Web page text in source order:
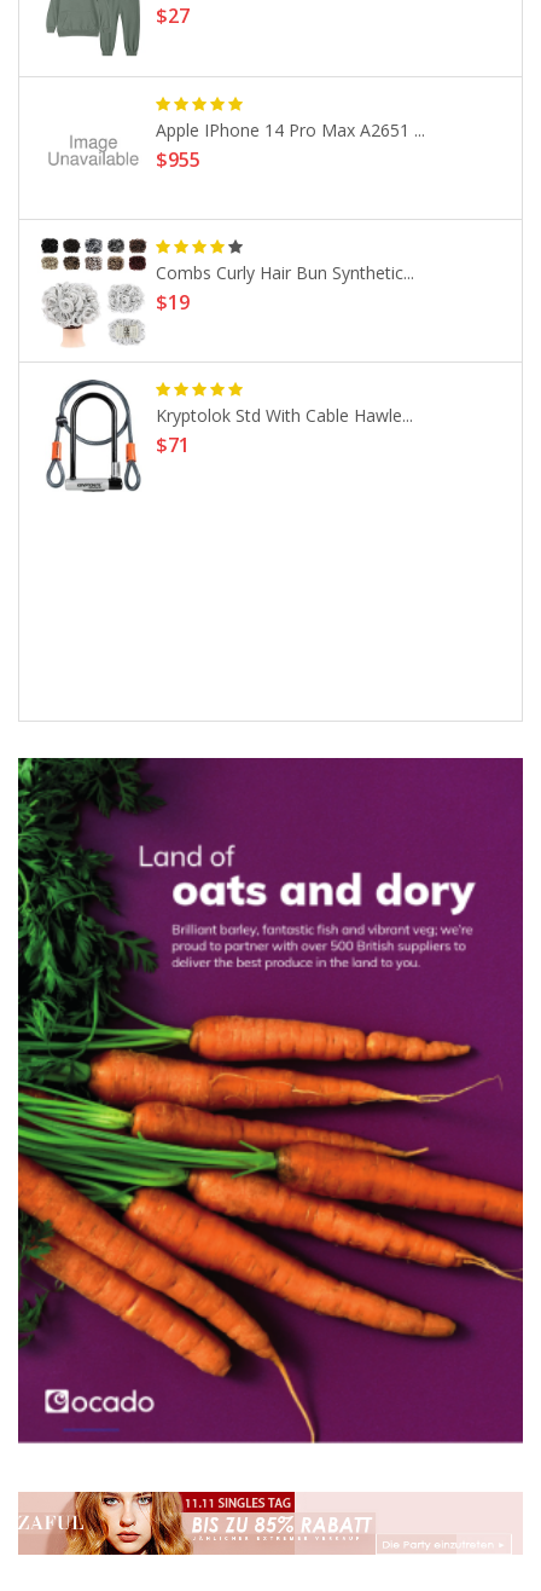
$27
Apple IPhone 14 Pro Max A2651 ...
$955
Combs Curly Hair Bun Synthetic...
$19
Kryptolok Std With Cable Hawle...
$71